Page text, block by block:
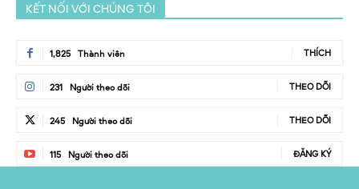
KẾT NỐI VỚI CHÚNG TÔI
1,825 Thành viên THÍCH
231 Người theo dõi THEO DÕI
245 Người theo dõi THEO DÕI
115 Người theo dõi ĐĂNG KÝ